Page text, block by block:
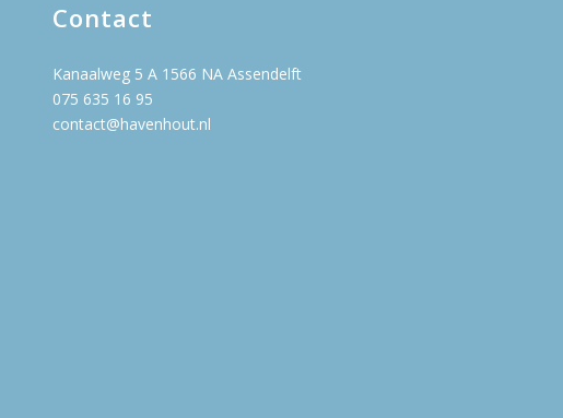
Contact
Kanaalweg 5 A 1566 NA Assendelft
075 635 16 95
contact@havenhout.nl